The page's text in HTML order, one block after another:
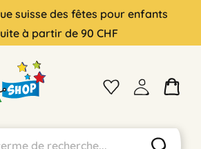
suisse des fêtes pour enfants
à partir de 90 CHF